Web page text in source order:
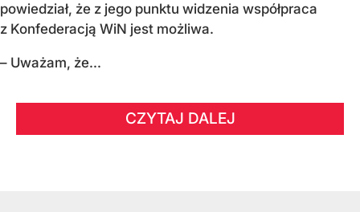
powiedział, że z jego punktu widzenia współpraca
z Konfederacją WiN jest możliwa.
– Uważam, że...
CZYTAJ DALEJ